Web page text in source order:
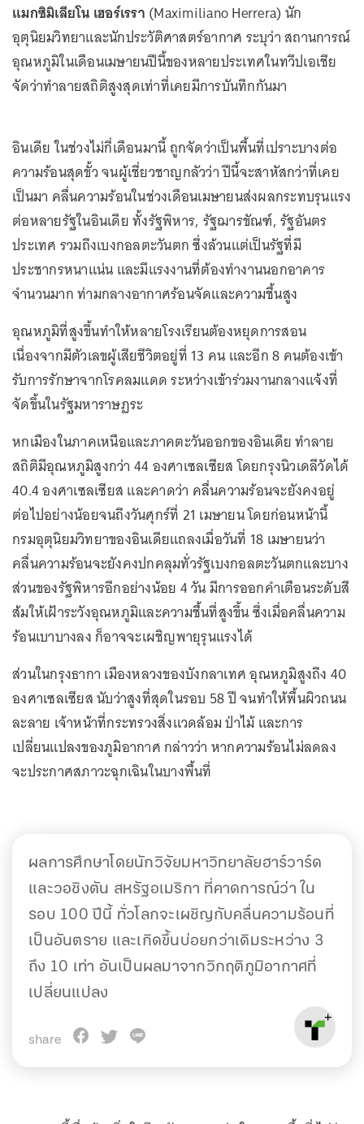
แมกซิมิเลียโน เฮอร์เรรา (Maximiliano Herrera) นัก
อุตุนิยมวิทยาและนักประวัติศาสตร์อากาศ ระบุว่า สถานการณ์
อุณหภูมิในเดือนเมษายนปีนี้ของหลายประเทศในทวีปเอเชีย
จัดว่าทำลายสถิติสูงสุดเท่าที่เคยมีการบันทึกกันมา
อินเดีย ในช่วงไม่กี่เดือนมานี้ ถูกจัดว่าเป็นพื้นที่เปราะบางต่อ
ความร้อนสุดขั้ว จนผู้เชี่ยวชาญกลัวว่า ปีนี้จะสาหัสกว่าที่เคย
เป็นมา คลื่นความร้อนในช่วงเดือนเมษายนส่งผลกระทบรุนแรง
ต่อหลายรัฐในอินเดีย ทั้งรัฐพิหาร, รัฐฌารขัณฑ์, รัฐอันตร
ประเทศ รวมถึงเบงกอลตะวันตก ซึ่งล้วนแต่เป็นรัฐที่มี
ประชากรหนาแน่น และมีแรงงานที่ต้องทำงานนอกอาคาร
จำนวนมาก ท่ามกลางอากาศร้อนจัดและความชื้นสูง
อุณหภูมิที่สูงขึ้นทำให้หลายโรงเรียนต้องหยุดการสอน
เนื่องจากมีตัวเลขผู้เสียชีวิตอยู่ที่ 13 คน และอีก 8 คนต้องเข้า
รับการรักษาจากโรคลมแดด ระหว่างเข้าร่วมงานกลางแจ้งที่
จัดขึ้นในรัฐมหาราษฏระ
หกเมืองในภาคเหนือและภาคตะวันออกของอินเดีย ทำลาย
สถิติมีอุณหภูมิสูงกว่า 44 องศาเซลเซียส โดยกรุงนิวเดลีวัดได้
40.4 องศาเซลเซียส และคาดว่า คลื่นความร้อนจะยังคงอยู่
ต่อไปอย่างน้อยจนถึงวันศุกร์ที่ 21 เมษายน โดยก่อนหน้านี้
กรมอุตุนิยมวิทยาของอินเดียแถลงเมื่อวันที่ 18 เมษายนว่า
คลื่นความร้อนจะยังคงปกคลุมทั่วรัฐเบงกอลตะวันตกและบาง
ส่วนของรัฐพิหารอีกอย่างน้อย 4 วัน มีการออกคำเตือนระดับสี
ส้มให้เฝ้าระวังอุณหภูมิและความชื้นที่สูงขึ้น ซึ่งเมื่อคลื่นความ
ร้อนเบาบางลง ก็อาจจะเผชิญพายุรุนแรงได้
ส่วนในกรุงธากา เมืองหลวงของบังกลาเทศ อุณหภูมิสูงถึง 40
องศาเซลเซียส นับว่าสูงที่สุดในรอบ 58 ปี จนทำให้พื้นผิวถนน
ละลาย เจ้าหน้าที่กระทรวงสิ่งแวดล้อม ป่าไม้ และการ
เปลี่ยนแปลงของภูมิอากาศ กล่าวว่า หากความร้อนไม่ลดลง
จะประกาศสภาวะฉุกเฉินในบางพื้นที่
ผลการศึกษาโดยนักวิจัยมหาวิทยาลัยฮาร์วาร์ด
และวอชิงตัน สหรัฐอเมริกา ที่คาดการณ์ว่า ใน
รอบ 100 ปีนี้ ทั่วโลกจะเผชิญกับคลื่นความร้อนที่
เป็นอันตราย และเกิดขึ้นบ่อยกว่าเดิมระหว่าง 3
ถึง 10 เท่า อันเป็นผลมาจากวิกฤติภูมิอากาศที่
เปลี่ยนแปลง
share